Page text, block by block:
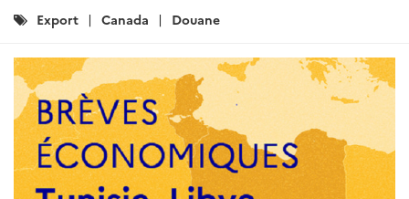
Catégories
Export Canada Douane